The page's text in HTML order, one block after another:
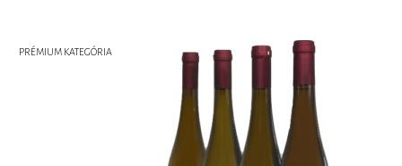
PRÉMIUM KATEGÓRIA